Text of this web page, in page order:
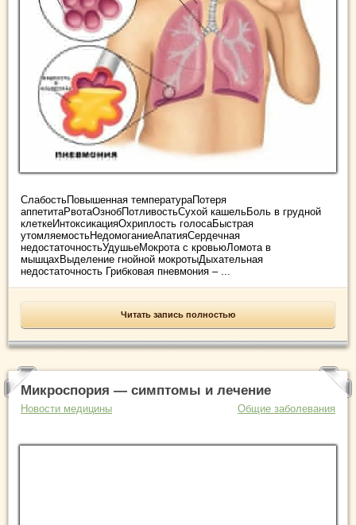
СлабостьПовышенная температураПотеря
аппетитаРвотаОзнобПотливостьСухой кашельБоль в грудной
клеткеИнтоксикацияОхриплость голосаБыстрая
утомляемостьНедомоганиеАпатияСердечная
недостаточностьУдушьеМокрота с кровьюЛомота в
мышцахВыделение гнойной мокротыДыхательная
недостаточность Грибковая пневмония – ...
Читать запись полностью
Микроспория — симптомы и лечение
Новости медицины Общие заболевания